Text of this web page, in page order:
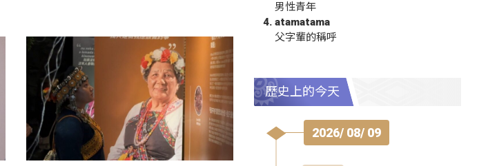
男性青年
atamatama
父字輩的稱呼
歷史上的今天
2026/ 08/ 09